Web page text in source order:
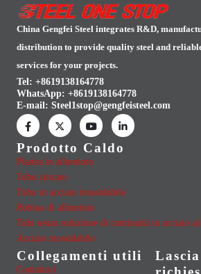
China Gengfei Steel integrates R&D,
distribution to provide quality steel and
services for your projects.
Tel: +8619138164778
WhatsApp: +8619138164778
E-mail: Steel1stop@gengfeisteel.com
Prodotto Caldo
Piastra in alluminio
Tubo zincato
Tubo in acciaio inossidabile
Bobina di alluminio
Tubi senza soluzione di continuità in acciaio
Acciaio inossidabile
Collegamenti utili
Contattaci